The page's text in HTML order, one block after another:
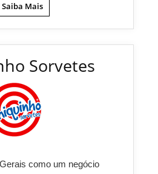
Saiba Mais
Sorvetes
como um negócio